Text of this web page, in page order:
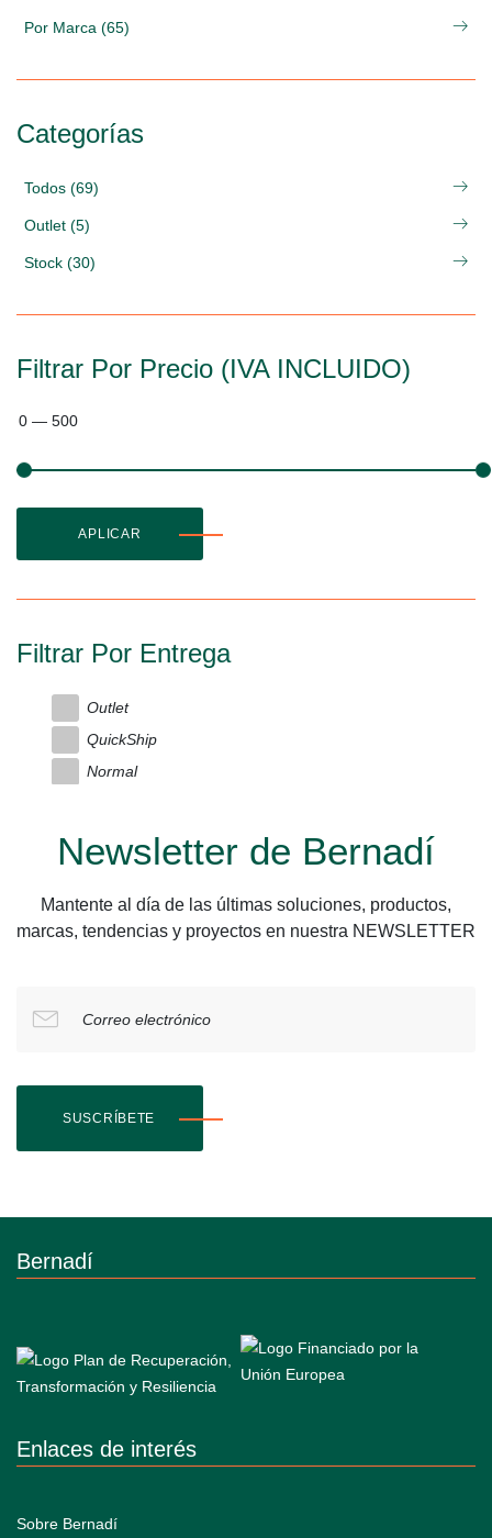
Por Marca (65)
Categorías
Todos (69)
Outlet (5)
Stock (30)
Filtrar Por Precio (IVA INCLUIDO)
0 — 500
APLICAR
Filtrar Por Entrega
Outlet
QuickShip
Normal
Newsletter de Bernadí
Mantente al día de las últimas soluciones, productos,
marcas, tendencias y proyectos en nuestra NEWSLETTER
Correo electrónico
SUSCRÍBETE
Bernadí
Enlaces de interés
Sobre Bernadí